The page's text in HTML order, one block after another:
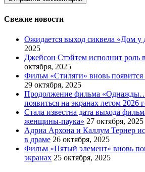
Свежие новости
Ожидается выход сиквела «Дом у
2025
Джейсон Стэйтем исполнит роль
октября, 2025
Фильм «Стиляги» вновь
29 октября, 2025
Продолжение фильма «Однажды…
появиться на экранах летом 2026
Стала известна дата выхода
женщины-паука» 27 октября, 2025
Адриа Архона и Каллум Тернер
в драме 26 октября, 2025
Фильм «Пятый элемент» вновь
экранах 25 октября, 2025